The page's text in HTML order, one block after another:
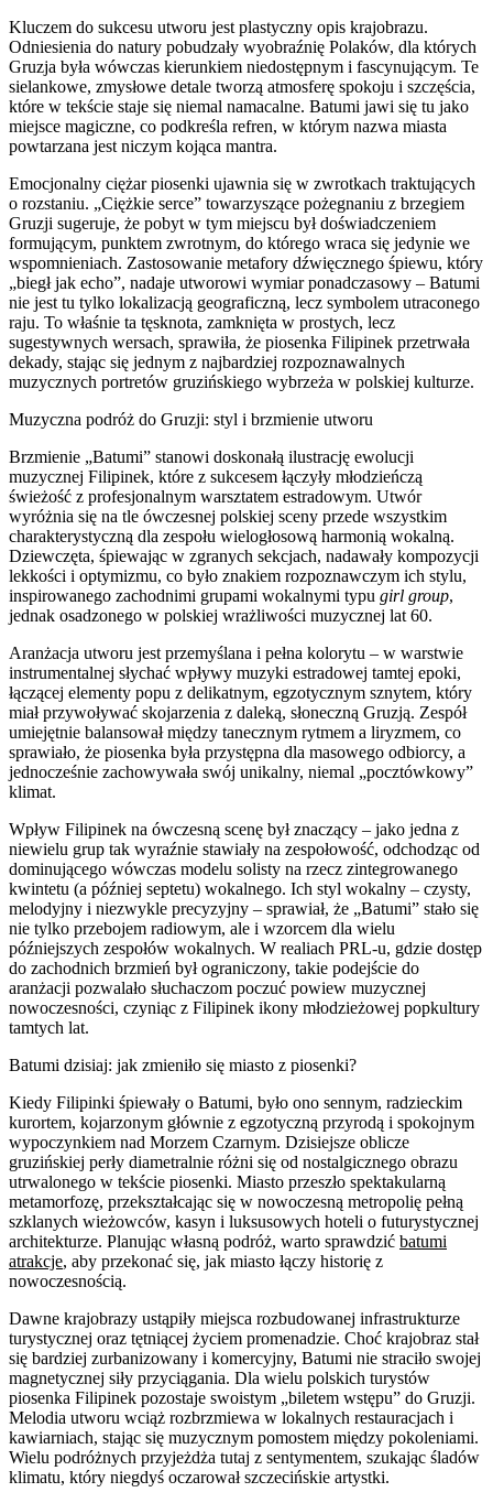
Kluczem do sukcesu utworu jest plastyczny opis krajobrazu.
Odniesienia do natury pobudzały wyobraźnię Polaków, dla których
Gruzja była wówczas kierunkiem niedostępnym i fascynującym. Te
sielankowe, zmysłowe detale tworzą atmosferę spokoju i szczęścia,
które w tekście staje się niemal namacalne. Batumi jawi się tu jako
miejsce magiczne, co podkreśla refren, w którym nazwa miasta
powtarzana jest niczym kojąca mantra.
Emocjonalny ciężar piosenki ujawnia się w zwrotkach traktujących
o rozstaniu. „Ciężkie serce” towarzyszące pożegnaniu z brzegiem
Gruzji sugeruje, że pobyt w tym miejscu był doświadczeniem
formującym, punktem zwrotnym, do którego wraca się jedynie we
wspomnieniach. Zastosowanie metafory dźwięcznego śpiewu, który
„biegł jak echo”, nadaje utworowi wymiar ponadczasowy – Batumi
nie jest tu tylko lokalizacją geograficzną, lecz symbolem utraconego
raju. To właśnie ta tęsknota, zamknięta w prostych, lecz
sugestywnych wersach, sprawiła, że piosenka Filipinek przetrwała
dekady, stając się jednym z najbardziej rozpoznawalnych
muzycznych portretów gruzińskiego wybrzeża w polskiej kulturze.
Muzyczna podróż do Gruzji: styl i brzmienie utworu
Brzmienie „Batumi” stanowi doskonałą ilustrację ewolucji
muzycznej Filipinek, które z sukcesem łączyły młodzieńczą
świeżość z profesjonalnym warsztatem estradowym. Utwór
wyróżnia się na tle ówczesnej polskiej sceny przede wszystkim
charakterystyczną dla zespołu wielogłosową harmonią wokalną.
Dziewczęta, śpiewając w zgranych sekcjach, nadawały kompozycji
lekkości i optymizmu, co było znakiem rozpoznawczym ich stylu,
inspirowanego zachodnimi grupami wokalnymi typu girl group,
jednak osadzonego w polskiej wrażliwości muzycznej lat 60.
Aranżacja utworu jest przemyślana i pełna kolorytu – w warstwie
instrumentalnej słychać wpływy muzyki estradowej tamtej epoki,
łączącej elementy popu z delikatnym, egzotycznym sznytem, który
miał przywoływać skojarzenia z daleką, słoneczną Gruzją. Zespół
umiejętnie balansował między tanecznym rytmem a liryzmem, co
sprawiało, że piosenka była przystępna dla masowego odbiorcy, a
jednocześnie zachowywała swój unikalny, niemal „pocztówkowy”
klimat.
Wpływ Filipinek na ówczesną scenę był znaczący – jako jedna z
niewielu grup tak wyraźnie stawiały na zespołowość, odchodząc od
dominującego wówczas modelu solisty na rzecz zintegrowanego
kwintetu (a później septetu) wokalnego. Ich styl wokalny – czysty,
melodyjny i niezwykle precyzyjny – sprawiał, że „Batumi” stało się
nie tylko przebojem radiowym, ale i wzorcem dla wielu
późniejszych zespołów wokalnych. W realiach PRL-u, gdzie dostęp
do zachodnich brzmień był ograniczony, takie podejście do
aranżacji pozwalało słuchaczom poczuć powiew muzycznej
nowoczesności, czyniąc z Filipinek ikony młodzieżowej popkultury
tamtych lat.
Batumi dzisiaj: jak zmieniło się miasto z piosenki?
Kiedy Filipinki śpiewały o Batumi, było ono sennym, radzieckim
kurortem, kojarzonym głównie z egzotyczną przyrodą i spokojnym
wypoczynkiem nad Morzem Czarnym. Dzisiejsze oblicze
gruzińskiej perły diametralnie różni się od nostalgicznego obrazu
utrwalonego w tekście piosenki. Miasto przeszło spektakularną
metamorfozę, przekształcając się w nowoczesną metropolię pełną
szklanych wieżowców, kasyn i luksusowych hoteli o futurystycznej
architekturze. Planując własną podróż, warto sprawdzić batumi
atrakcje, aby przekonać się, jak miasto łączy historię z
nowoczesnością.
Dawne krajobrazy ustąpiły miejsca rozbudowanej infrastrukturze
turystycznej oraz tętniącej życiem promenadzie. Choć krajobraz stał
się bardziej zurbanizowany i komercyjny, Batumi nie straciło swojej
magnetycznej siły przyciągania. Dla wielu polskich turystów
piosenka Filipinek pozostaje swoistym „biletem wstępu” do Gruzji.
Melodia utworu wciąż rozbrzmiewa w lokalnych restauracjach i
kawiarniach, stając się muzycznym pomostem między pokoleniami.
Wielu podróżnych przyjeżdża tutaj z sentymentem, szukając śladów
klimatu, który niegdyś oczarował szczecińskie artystki.